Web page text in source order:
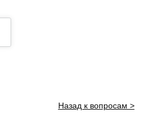
Назад к вопросам >